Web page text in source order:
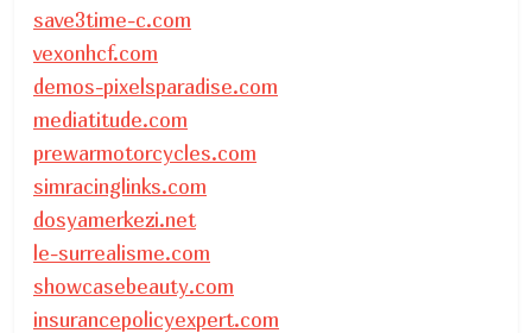
save3time-c.com
vexonhcf.com
demos-pixelsparadise.com
mediatitude.com
prewarmotorcycles.com
simracinglinks.com
dosyamerkezi.net
le-surrealisme.com
showcasebeauty.com
insurancepolicyexpert.com